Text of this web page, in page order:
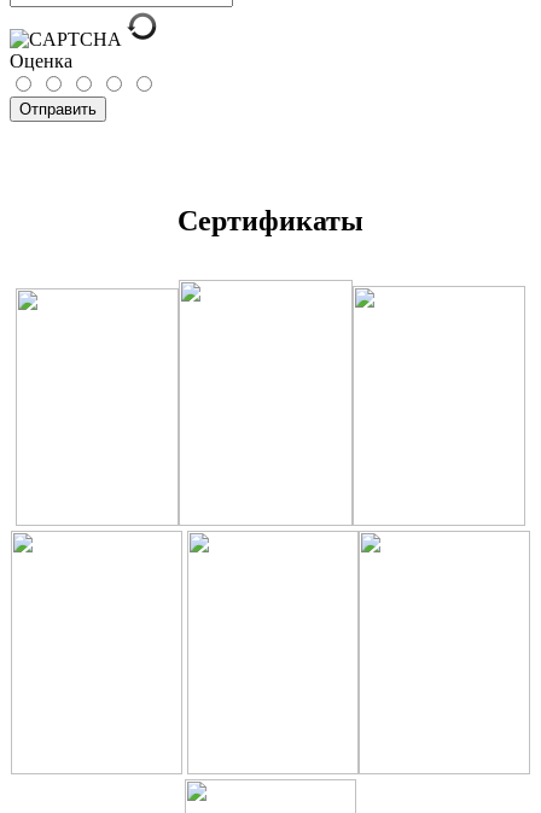
Оценка
Отправить
Сертификаты